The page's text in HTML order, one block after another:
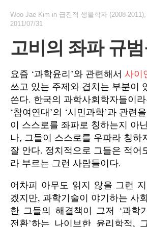
Woo Jae Kim in 급진적 생물학자 (2008-2011),
2011/07/31
고비의 좌파 규
요즘 ‘과학윤리’와 관련해서 사이
쓰고 있는 주제와 겹치는 부분이
쓴다. 한국의 과학사회학자들이
‘참여연대’의 ‘시민과학’과 관련
이 스스로를 좌파로 칭하는지 아
나, 그들이 스스로를 우파라 칭하
잘 안다. 정치적으로 그들은 적어
라 부르는 그런 사람들이다.
어차피 아무도 읽지 않을 그런
겠지만, 과학기술이 야기하는 사
한 그들의 해결책이 그저 ‘과학
전환’하는 나이브한 윤리학적,